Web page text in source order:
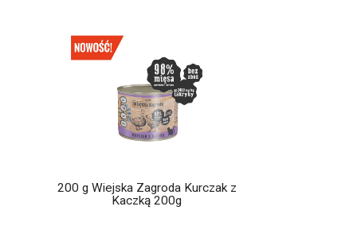
200 g Wiejska Zagroda Kurczak z
Kaczką 200g